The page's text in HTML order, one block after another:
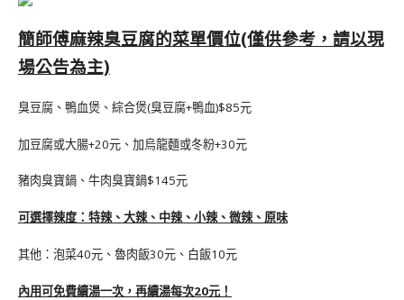
簡師傅麻辣臭豆腐的菜單價位(僅供參考，請以現
場公告為主)
臭豆腐、鴨血煲、綜合煲(臭豆腐+鴨血)$85元
加豆腐或大腸+20元、加烏龍麵或冬粉+30元
豬肉臭寶鍋、牛肉臭寶鍋$145元
可選擇辣度：特辣、大辣、中辣、小辣、微辣、原味
其他：泡菜40元、魯肉飯30元、白飯10元
內用可免費續湯一次，再續湯每次20元！